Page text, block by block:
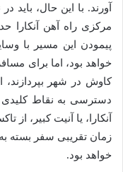
آورند. با این حال،
پیمودن این مسیر با
خواهد بود، اما برای
کاوش در شهر بپردازند،
دسترسی به نقاط کلیدی
آنکارا، یا آنیت کبیر،
خواهد بود.